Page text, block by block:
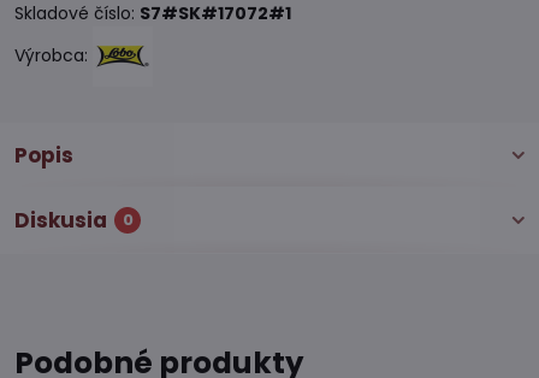
Skladové číslo: S7#SK#17072#1
Výrobca:
Popis
Diskusia 0
Podobné produkty